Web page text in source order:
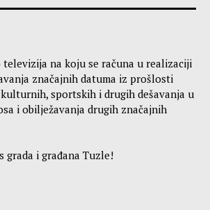
na koju se računa u realizaciji
značajnih datuma iz prošlosti
sportskih i drugih dešavanja u
i obilježavanja drugih značajnih
grada i građana Tuzle!